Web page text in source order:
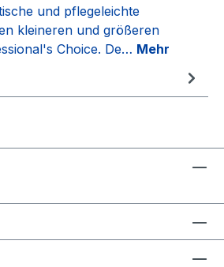
und pflegeleichte
kleineren und größeren
Choice. De… Mehr